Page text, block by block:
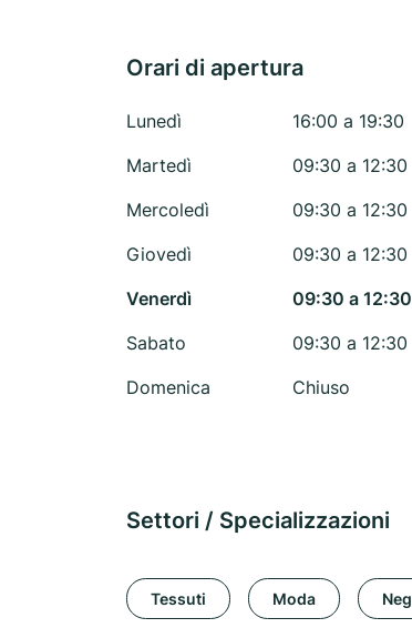
Orari di apertura
Lunedì
16:00 a 19:30
Martedì
09:30 a
Mercoledì
09:30 a
Giovedì
09:30 a
Venerdì
09:30 a
Sabato
09:30 a
Domenica
Chiuso
Settori / Specializzazioni
Tessuti Moda